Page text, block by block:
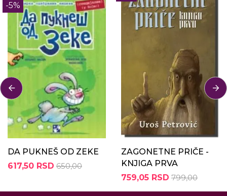
-5%
DA PUKNEŠ OD ZEKE
617,50 RSD 650,00
ZAGONETNE PRIČE -
KNJIGA PRVA
759,05 RSD 799,00